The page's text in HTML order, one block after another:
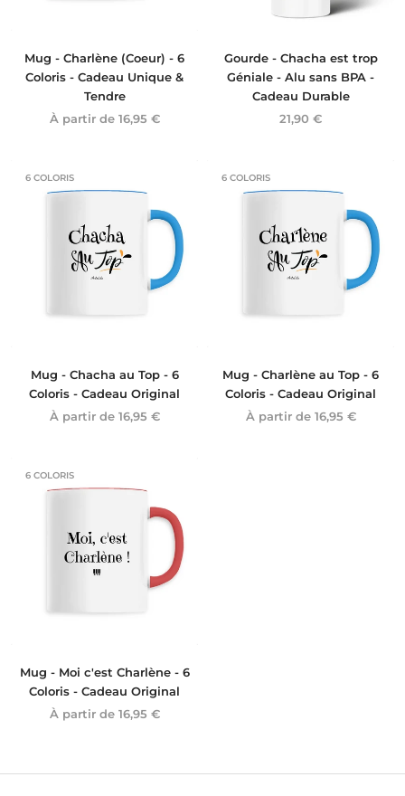
Mug - Charlène (Coeur) - 6
Coloris - Cadeau Unique &
Tendre
À partir de 16,95 €
Gourde - Chacha est trop
Géniale - Alu sans BPA -
Cadeau Durable
21,90 €
6 COLORIS
Mug - Chacha au Top - 6
Coloris - Cadeau Original
À partir de 16,95 €
6 COLORIS
Mug - Charlène au Top - 6
Coloris - Cadeau Original
À partir de 16,95 €
6 COLORIS
Mug - Moi c'est Charlène - 6
Coloris - Cadeau Original
À partir de 16,95 €